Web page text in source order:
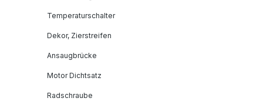
Temperaturschalter
Dekor, Zierstreifen
Ansaugbrücke
Motor Dichtsatz
Radschraube